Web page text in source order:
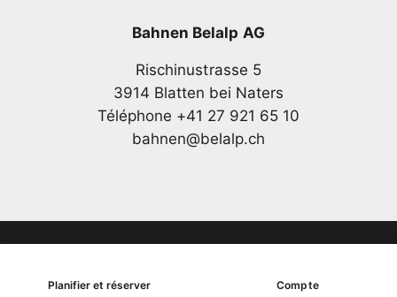
Planifier et réserver Compte
Bahnen Belalp AG
Rischinustrasse 5
3914 Blatten bei Naters
Téléphone +41 27 921 65 10
bahnen@belalp.ch